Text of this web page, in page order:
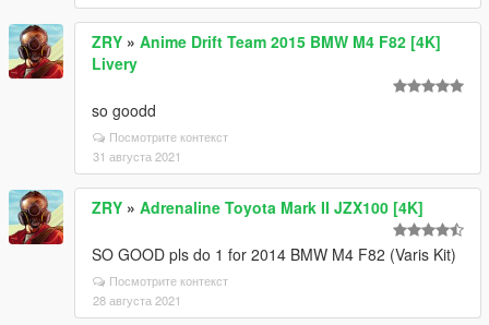
ZRY » Anime Drift Team 2015 BMW M4 F82 [4K]
Livery
so goodd
Посмотрите контекст
31 августа 2021
ZRY » Adrenaline Toyota Mark II JZX100 [4K]
SO GOOD pls do 1 for 2014 BMW M4 F82 (Varis Kit)
Посмотрите контекст
28 августа 2021